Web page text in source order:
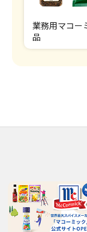
業務用マコー
品